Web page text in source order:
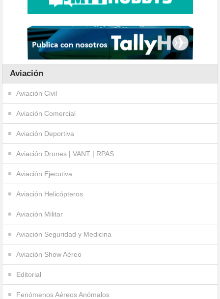
Aviación
Aviación Civil
Aviación Comercial
Aviación Deportiva
Aviación Drones | VANT | RPAS
Aviación Ejecutiva
Aviación Helicópteros
Aviación Militar
Aviación Seguridad y Medicina
Aviación Show Aéreo
Editorial
Fenómenos Aéreos Anómalos